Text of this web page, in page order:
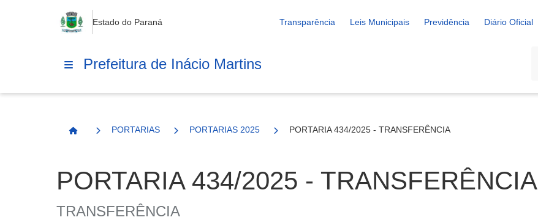
Estado do Paraná Transparência Leis Municipais Previdência Diário Oficial
Prefeitura de Inácio Martins
Página Inicial
PORTARIAS PORTARIAS 2025 PORTARIA 434/2025 - TRANSFERÊNCIA
PORTARIA 434/2025 - TRANSFERÊNCIA
TRANSFERÊNCIA